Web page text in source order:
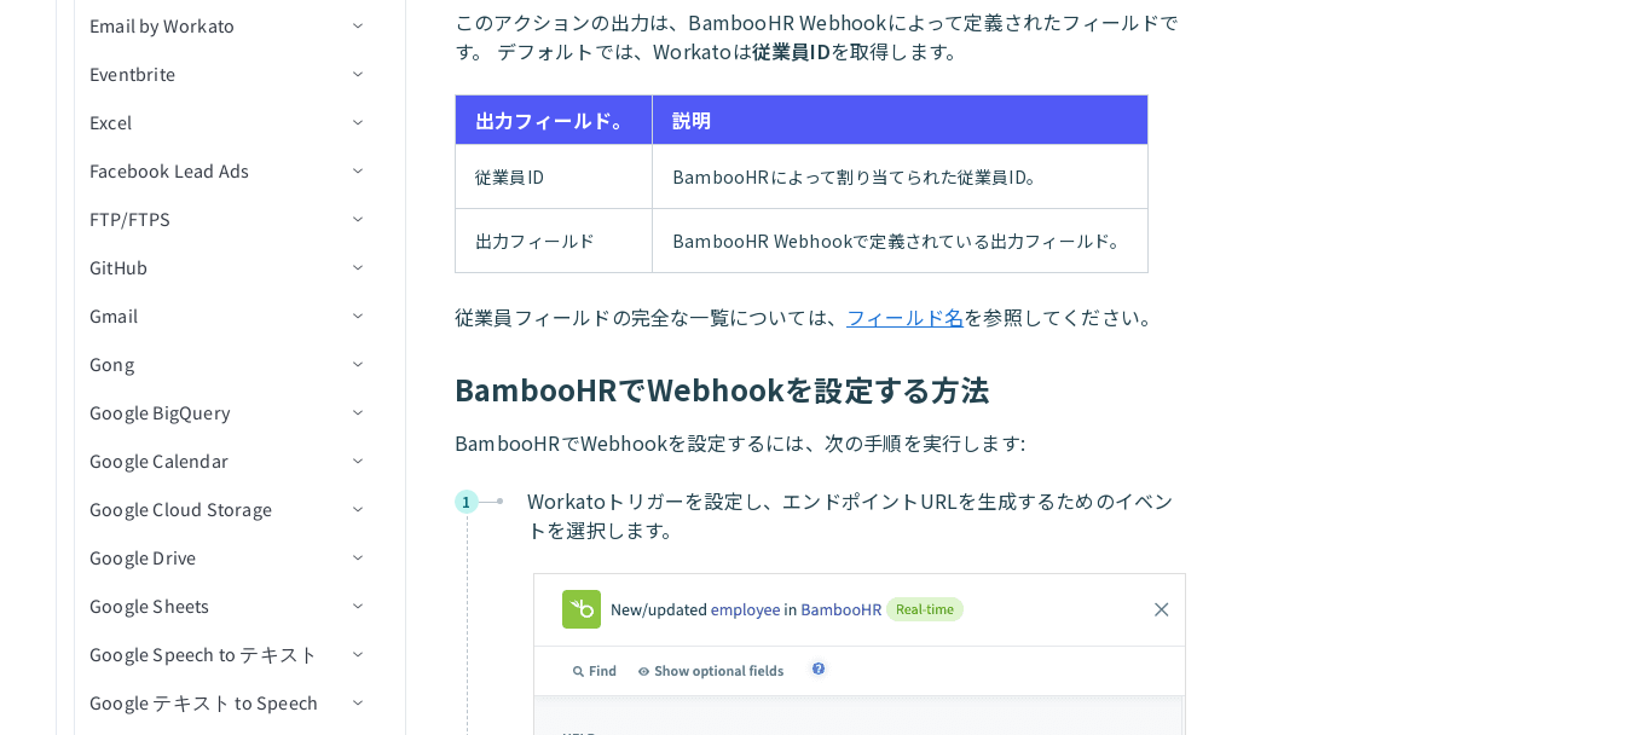
プロジェクト内の図面エク
スポートステータスを取得
フォルダコンテンツを取得
プロジェクト内のフォルダ
得（V2）
プロジェクト内のオブジェ
索（V2）
プロジェクト内のオブジェ
クトを検索
プロジェクト内の課題を更
新（V2）
プロジェクト内のオブジェ
クトを更新
ファイルメタデータ
ファイルメタデータを削除
ファイルまたはフォルダを
削除
ファイルをダウンロード
ファイルコメントを取得
を取得
ファイルメタデータを取得
署名リクエストを取得
フォルダ項目を一覧表示(バ
(バッチ)
他のユーザーのファイルま
たはフォルダ名を変更
ファイルまたはフォルダの
名前変更/移動
ルームを更新
カスタムSQLを実行
行を選択
カスタムSQLを使用した行
ップロード
販売データを作成
タスクを作成
リソースを取得
従業員を検索
リソースを検索
業務単位を検索
従業員を更新
リソースを更新
従業員を関連付け
従業員の関連付けを解除
新規ドキュメント受信
新規受信者イベント
テンプレートからドラフト
ド
エンベロープを取得
エンベロープの受信者を取
得
エンベロープ内のドキュメ
ントを一覧表示（一括）
エンベロープを一覧表示
（一括）
テンプレートを一覧表示
キュメントを送信
新規/更新済みファイル
新規/更新済みCSV
CSVファイル内の新規行
新規ファイルリビジョン
アクション
ファイルをダウンロード
ファイルを検索
ファイル移動/名前変更アク
ション
CSVファイルアクション
フォルダアクション
トリガー
新規/更新済み/削除済みイ
アクション
ファイルをコピーまたは移
動
フォルダを作成
選択したフォルダからファ
イベント詳細を取得
オブジェクト詳細を取得
オブジェクトを検索（バッ
チ）
ファイルのアップロード
コネクション設定
トリガー
トリガー
アクション
レコードの作成
レコードの更新
レコードを検索
レコードを取得
レコードの削除
Email by Workato
メール by Workatoのランタイ
ィング
Eventbrite
コネクション設定
トリガー
イベントへの新規参加者登
更新済み参加者
イベントに登録された新規/
更新済み参加者（リアルタ
イム）
イベントの新規/更新済み注
文
アクション
連絡先リストを作成
連絡先を作成/更新
イベント参加者を取得
イベントを検索
Excel
コネクション設定
アクション
ワークブックを検索
ワークシートを一覧表示
テーブルを一覧表示
テーブルを追加
ワークシートを追加
セルを取得
行を取得
行を追加
行を更新
行を削除
Facebook Lead Ads
コネクション設定
トリガー
新規リード
アクション
Adset Insightsを取得
キャンペーンInsightsを取得
Adsetを一覧表示
キャンペーンを一覧表示
FTP/FTPS
前提条件
コネクション設定
トリガー
ディレクトリ内の新規CSV
は更新済みCSVファイルト
リガー
アクション
ファイルダウンロードアク
ドアクション
ファイル情報取得アクショ
ン
ディレクトリ内ファイル一
覧表示アクション
GitHub
コネクション設定
トリガー
クローズされた課題
新規課題
新規プルリクエスト
新規または更新済み課題コ
ストーン
アクション
課題にコメントを作成
課題を作成
課題またはPRの詳細を取得
refのステータスを一覧表示
課題とプルリクエストを検
Gmail
コネクション設定
トリガー
新しいメール
アクション
メールを送信
添付ファイルをダウンロー
Gong
コネクション設定
トリガー
新規通話(リアルタイム)
アクション
通話を追加
通話メディアを追加
コンテンツ共有エンゲージ
Google BigQuery
コネクション設定
トリガー
新規行
新規行（バッチ）
新規ジョブ完了
スケジュール済みクエリ
アクション
行を挿入
行を挿入（batch）
ファイルからデータを読み
Google Calendar
コネクション設定
トリガー
新規イベント
新規/更新済みイベント
イベント開始
アクション
イベントを作成
イベントを検索（バッチ）
Google Cloud Storage
コネクション設定
アクション
バケットの作成
バケットを削除
Google Drive
コネクション設定
トリガー
新規アクティビティ
アクション
Google Sheets
コネクション設定
トリガー
Google Speech to テキスト
コネクション設定
Google テキスト to Speech
このアクションの出力は、BambooHR Webhookによって定義されたフィールドで
す。 デフォルトでは、Workatoは従業員IDを取得します。
出力フィールド。 説明
従業員ID BambooHRによって割り当てられた従業員ID。
出力フィールド BambooHR Webhookで定義されている出力フィールド。
従業員フィールドの完全な一覧については、 フィールド名を参照してください。
BambooHRでWebhookを設定する方法
BambooHRでWebhookを設定するには、次の手順を実行します:
1
Workatoトリガーを設定し、エンドポイントURLを生成するためのイベン
トを選択します。